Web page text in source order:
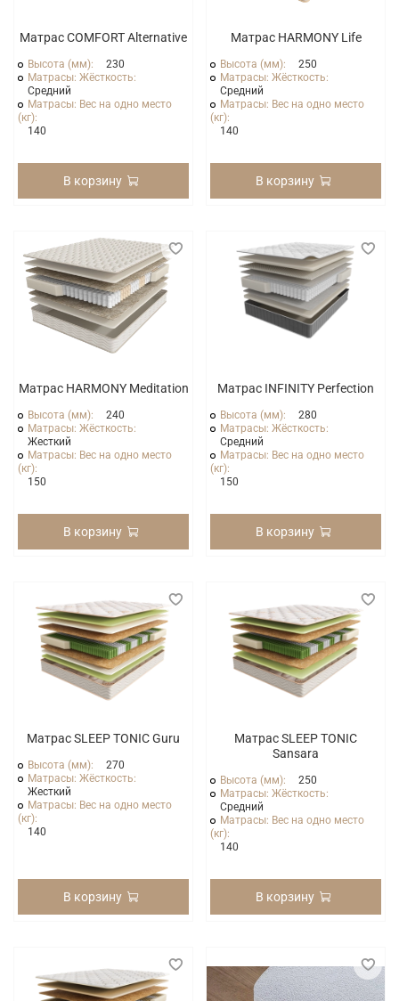
Матрас COMFORT Alternative
Высота (мм):
230
Матрасы: Жёсткость:
Средний
Матрасы: Вес на одно место
(кг):
140
В корзину
Матрас HARMONY Life
Высота (мм):
250
Матрасы: Жёсткость:
Средний
Матрасы: Вес на одно место
(кг):
140
В корзину
Матрас HARMONY Meditation
Высота (мм):
240
Матрасы: Жёсткость:
Жесткий
Матрасы: Вес на одно место
(кг):
150
В корзину
Матрас INFINITY Perfection
Высота (мм):
280
Матрасы: Жёсткость:
Средний
Матрасы: Вес на одно место
(кг):
150
В корзину
Матрас SLEEP TONIC Guru
Высота (мм):
270
Матрасы: Жёсткость:
Жесткий
Матрасы: Вес на одно место
(кг):
140
В корзину
Матрас SLEEP TONIC
Sansara
Высота (мм):
250
Матрасы: Жёсткость:
Средний
Матрасы: Вес на одно место
(кг):
140
В корзину